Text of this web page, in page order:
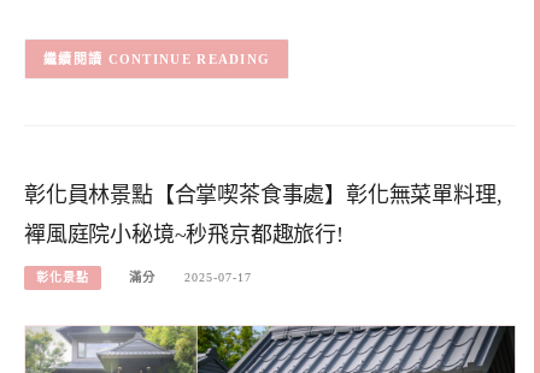
CONTINUE READING
彰化員林景點【合掌喫茶食事處】彰化無菜單料理,
襌風庭院小秘境~秒飛京都趣旅行!
彰化景點 滿分 2025-07-17